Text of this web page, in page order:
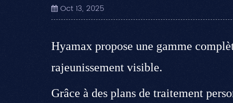
Oct 13, 2025
Hyamax propose une gamme
rajeunissement visible.
Grâce à des plans de traitement